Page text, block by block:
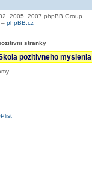
2005, 2007 phpBB Group
– phpBB.cz
stranky
pozitivneho myslenia